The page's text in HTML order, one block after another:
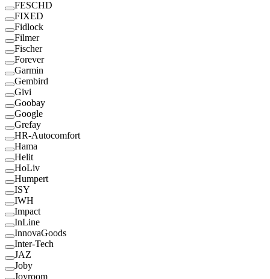
FESCHD
FIXED
Fidlock
Filmer
Fischer
Forever
Garmin
Gembird
Givi
Goobay
Google
Grefay
HR-Autocomfort
Hama
Helit
HoLiv
Humpert
ISY
IWH
Impact
InLine
InnovaGoods
Inter-Tech
JAZ
Joby
Joyroom